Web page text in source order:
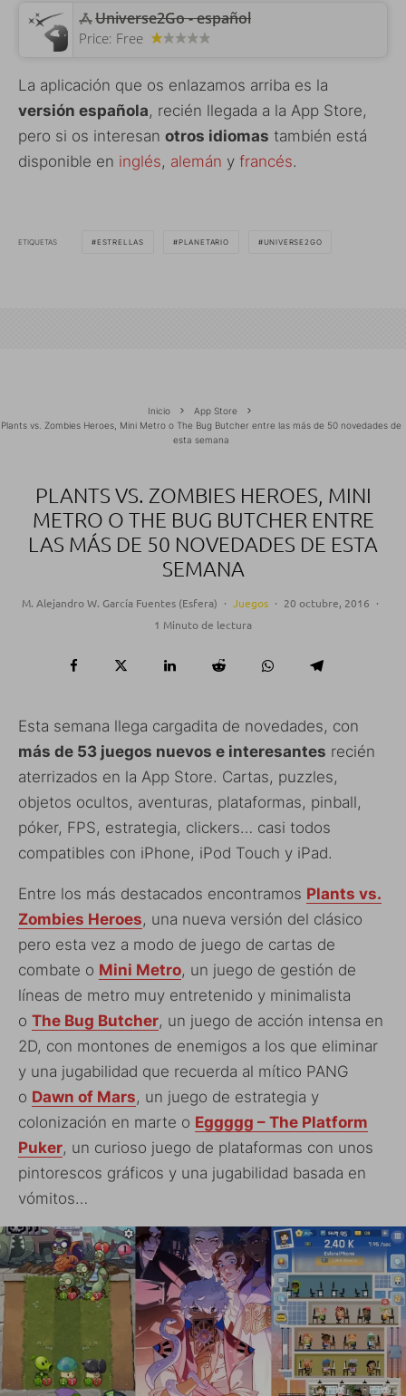
‎Universe2Go - español
Price: Free
La aplicación que os enlazamos arriba es la
versión española, recién llegada a la App Store,
pero si os interesan otros idiomas también está
disponible en inglés, alemán y francés.
ETIQUETAS ESTRELLAS PLANETARIO UNIVERSE2GO
Inicio
App Store
Plants vs. Zombies Heroes, Mini Metro o The Bug Butcher entre las más de 50 novedades de
esta semana
PLANTS VS. ZOMBIES HEROES, MINI
METRO O THE BUG BUTCHER ENTRE
LAS MÁS DE 50 NOVEDADES DE ESTA
SEMANA
M. Alejandro W. García Fuentes (Esfera) · Juegos · 20 octubre, 2016 ·
1 Minuto de lectura
Esta semana llega cargadita de novedades, con
más de 53 juegos nuevos e interesantes recién
aterrizados en la App Store. Cartas, puzzles,
objetos ocultos, aventuras, plataformas, pinball,
póker, FPS, estrategia, clickers… casi todos
compatibles con iPhone, iPod Touch y iPad.
Entre los más destacados encontramos Plants vs.
Zombies Heroes, una nueva versión del clásico
pero esta vez a modo de juego de cartas de
combate o Mini Metro, un juego de gestión de
líneas de metro muy entretenido y minimalista
o The Bug Butcher, un juego de acción intensa en
2D, con montones de enemigos a los que eliminar
y una jugabilidad que recuerda al mítico PANG
o Dawn of Mars, un juego de estrategia y
colonización en marte o Eggggg – The Platform
Puker, un curioso juego de plataformas con unos
pintorescos gráficos y una jugabilidad basada en
vómitos…